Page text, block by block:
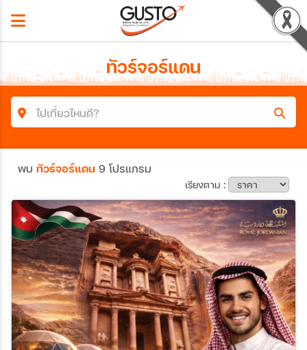
ทัวร์จอร์แดน
ไปเที่ยวไหนดี?
ประเทศ
เมือง
สายการบิน
พบ ทัวร์จอร์แดน 9 โปรแกรม
เรียงตาม :